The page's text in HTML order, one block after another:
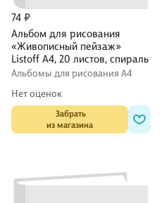
74 ₽
Альбом для рисования
«Живописный пейзаж»
Listoff А4, 20 листов, спираль
Альбомы для рисования А4
Нет оценок
Забрать
из магазина